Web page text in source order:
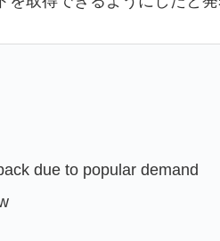
due to popular demand